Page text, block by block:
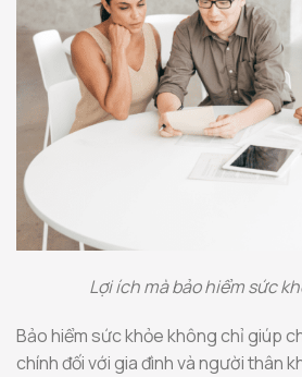
Lợi ích mà bảo hiểm sức
Bảo hiểm sức khỏe không chỉ giúp
chính đối với gia đình và người thân